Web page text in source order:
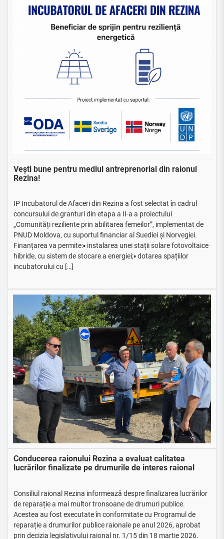
Vești bune pentru mediul antreprenorial din raionul
Rezina!
IP Incubatorul de Afaceri din Rezina a fost selectat în cadrul
concursului de granturi din etapa a II-a a proiectului
„Comunități reziliente prin abilitarea femeilor”, implementat de
PNUD Moldova, cu suportul financiar al Suediei și Norvegiei.
Finanțarea va permite:▪️ instalarea unei stații solare fotovoltaice
hibride, cu sistem de stocare a energiei;▪️ dotarea spațiilor
incubatorului cu […]
Conducerea raionului Rezina a evaluat calitatea
lucrărilor finalizate pe drumurile de interes raional
Consiliul raional Rezina informează despre finalizarea lucrărilor
de reparație a mai multor tronsoane de drumuri publice.
Acestea au fost executate în conformitate cu Programul de
reparație a drumurilor publice raionale pe anul 2026, aprobat
prin decizia legislativului raional nr. 1/15 din 18 martie 2026.